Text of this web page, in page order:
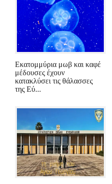
Εκατομμύρια μωβ και καφέ
μέδουσες έχουν
κατακλύσει τις θάλασσες
της Εύ...